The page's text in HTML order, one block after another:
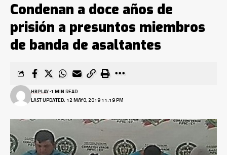
Condenan a doce años de
prisión a presuntos miembros
de banda de asaltantes
LAST UPDATED: 12 MAYO, 2019 11:19 PM
HBPLAY 1 MIN READ